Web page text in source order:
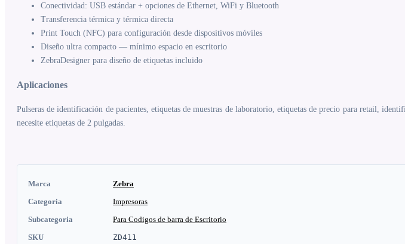
Conectividad: USB estándar + opciones de Ethernet, WiFi y Bluetooth
Transferencia térmica y térmica directa
Print Touch (NFC) para configuración desde dispositivos móviles
Diseño ultra compacto — mínimo espacio en escritorio
ZebraDesigner para diseño de etiquetas incluido
Aplicaciones
Pulseras de identificación de pacientes, etiquetas de muestras de laboratorio, etiquetas de precio para retail,
necesite etiquetas de 2 pulgadas.
Marca
Zebra
Categoria
Impresoras
Subcategoria
Para Codigos de barra de Escritorio
SKU
ZD411